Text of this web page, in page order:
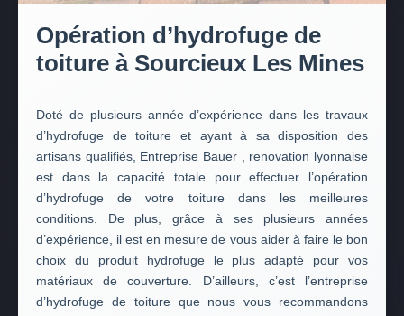
Opération d’hydrofuge de
toiture à Sourcieux Les Mines
Doté de plusieurs année d’expérience dans les travaux
d’hydrofuge de toiture et ayant à sa disposition des
artisans qualifiés, Entreprise Bauer , renovation lyonnaise
est dans la capacité totale pour effectuer l’opération
d’hydrofuge de votre toiture dans les meilleures
conditions. De plus, grâce à ses plusieurs années
d’expérience, il est en mesure de vous aider à faire le bon
choix du produit hydrofuge le plus adapté pour vos
matériaux de couverture. D’ailleurs, c’est l’entreprise
d’hydrofuge de toiture que nous vous recommandons